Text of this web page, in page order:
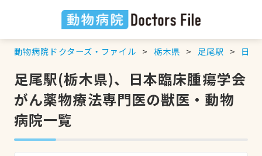
動物病院ドクターズ・ファイル 栃木県 足尾駅 日本
足尾駅(栃木県)、日本臨床腫瘍学会
がん薬物療法専門医の獣医・動物
病院一覧